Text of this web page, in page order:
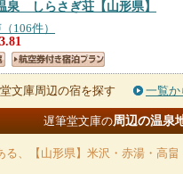
泉 しらさぎ荘 【山形県】
106件）
3.81
文庫周辺の宿を探す 一覧か
遅筆堂文庫の周辺の温泉
る、【山形県】米沢・赤湯・高